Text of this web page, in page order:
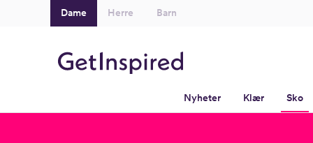
Dame Herre Barn
Nyheter Klær Sko